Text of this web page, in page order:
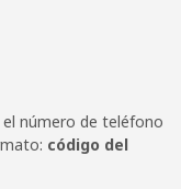
por ⁦$10⁩ ⁦8¢⁩
el número de teléfono
código del